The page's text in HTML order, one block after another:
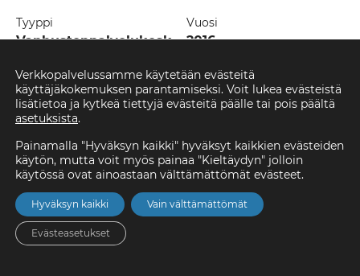
Tyyppi
Vanhustenpalvelukesk
Vuosi
2016
Temotek rakensi Liminkaan vanhustenpalvelukeskuksen,
joka valmistui kesällä 2016. Palvelutalo sijaitsee aivan
Limingan keskustassa entisen kunnantalon paikalla ja sen
muotokieli mukailee vanhaa kunnantaloa.
Palveluntarjoajina hoivakodissa toimivat Limingan kunta
palveluasumista
Temotek toteutti noin 3 700 m
Verkkopalvelussamme käytetään evästeitä
käyttäjäkokemuksen parantamiseksi. Voit lukea evästeistä
lisätietoa ja kytkeä tiettyjä evästeitä päälle tai pois päältä
asetuksista.
Painamalla "Hyväksyn kaikki" hyväksyt kaikkien evästeiden
käytön, mutta voit myös painaa "Kieltäydyn" jolloin
käytössä ovat ainoastaan välttämättömät evästeet.
Hyväksyn kaikki Vain välttämättömät
Evästeasetukset